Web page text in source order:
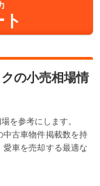
の小売相場情
を参考にします。
中古車物件掲載数を持
車を売却する最適な